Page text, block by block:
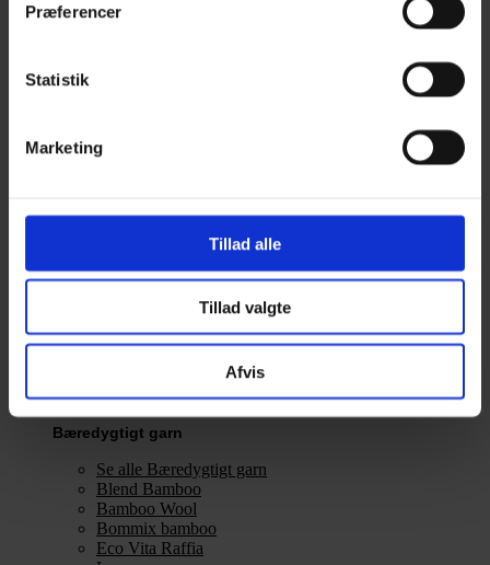
Præferencer
Statistik
Marketing
Tillad alle
Tillad valgte
Afvis
Alva
Eco Melange
Kos
Parigi
Taormina
Zucchero Filato
Bæredygtigt garn
Se alle Bæredygtigt garn
Blend Bamboo
Bamboo Wool
Bommix bamboo
Eco Vita Raffia